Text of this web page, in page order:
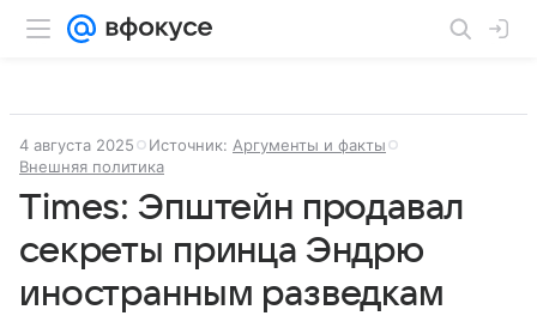
4 августа 2025 Источник: Аргументы и факты
Внешняя политика
Times: Эпштейн продавал
секреты принца Эндрю
иностранным разведкам